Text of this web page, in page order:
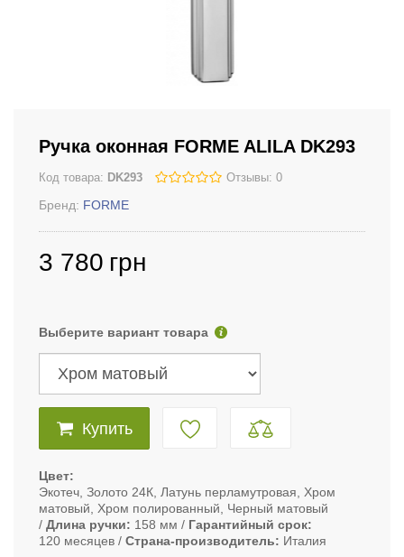
Ручка оконная FORME ALILA DK293
Код товара: DK293 Отзывы: 0
Бренд: FORME
3 780 грн
Выберите вариант товара
Купить
Цвет
Экотеч, Золото 24К, Латунь перламутровая, Хром
матовый, Хром полированный, Черный матовый
Длина ручки
158 мм
Гарантийный срок
120 месяцев
Страна-производитель Италия